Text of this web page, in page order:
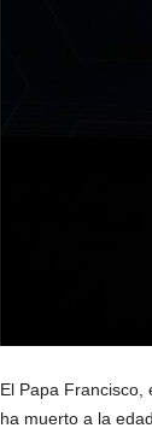
El Papa Francisco,
ha muerto a la